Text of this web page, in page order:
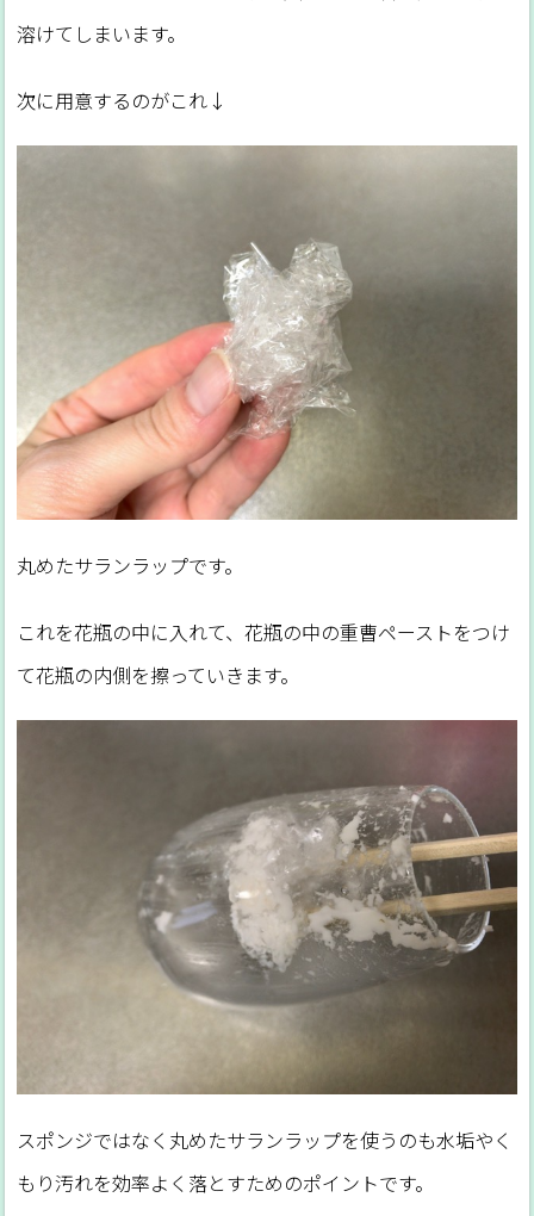
溶けてしまいます。
次に用意するのがこれ↓
丸めたサランラップです。
これを花瓶の中に入れて、花瓶の中の重曹ペーストをつけ
て花瓶の内側を擦っていきます。
スポンジではなく丸めたサランラップを使うのも水垢やく
もり汚れを効率よく落とすためのポイントです。